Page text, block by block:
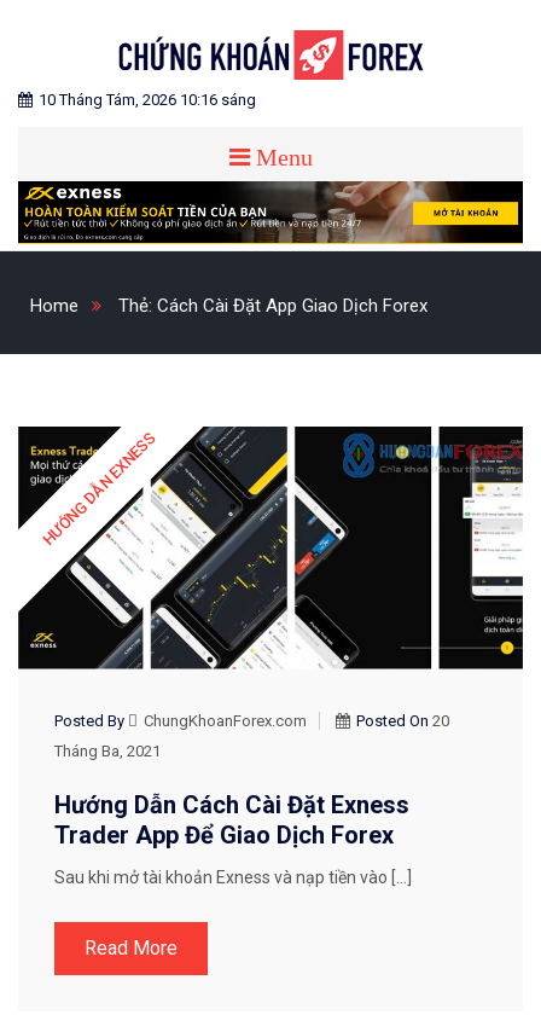
CHỨNG KHOÁN FOREX
Blog chia sẻ về Chứng Khoán và Forex
10 Tháng Tám, 2026 10:16 sáng
Menu
Home Thẻ: Cách Cài Đặt App Giao Dịch Forex
HƯỚNG DẪN EXNESS
Posted By ChungKhoanForex.com Posted On 20
Tháng Ba, 2021
Hướng Dẫn Cách Cài Đặt Exness
Trader App Để Giao Dịch Forex
Sau khi mở tài khoản Exness và nạp tiền vào […]
Read More